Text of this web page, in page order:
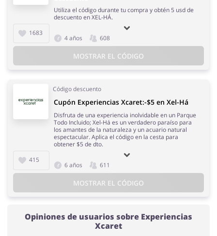
1683
Utiliza el código durante tu compra y obtén 5 usd de
descuento en XEL-HÁ.
4 años 608
MOSTRAR EL CÓDIGO
Código descuento
415
Cupón Experiencias Xcaret:-$5 en Xel-Há
Disfruta de una experiencia inolvidable en un Parque
Todo Incluido; Xel-Há es un verdadero paraíso para
los amantes de la naturaleza y un acuario natural
espectacular. Aplica el código en la cesta para
obtener $5 de dto.
6 años 611
MOSTRAR EL CÓDIGO
Opiniones de usuarios sobre Experiencias
Xcaret